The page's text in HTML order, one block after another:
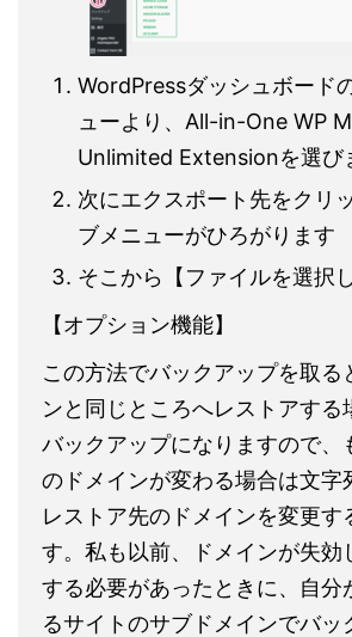
WordPressダッシュボード
ューより、All-in-One WP
Unlimited Extensionを選び
次にエクスポート先をクリ
ブメニューがひろがります
そこから【ファイルを選択
【オプション機能】
この方法でバックアップを取る
ンと同じところへレストアする
バックアップになりますので、
のドメインが変わる場合は文字
レストア先のドメインを変更す
す。私も以前、ドメインが失効
する必要があったときに、自分
るサイトのサブドメインでバッ